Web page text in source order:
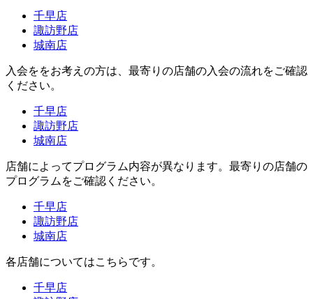
千早店
諏訪野店
城南店
入会ををお考えの方は、最寄りの店舗の入会の流れをご確認
ください。
千早店
諏訪野店
城南店
店舗によってプログラム内容が異なります。最寄りの店舗の
プログラムをご確認ください。
千早店
諏訪野店
城南店
各店舗についてはこちらです。
千早店